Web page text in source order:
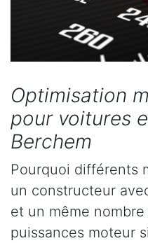
Optimisation
pour voitures
Berchem
Pourquoi différents
un constructeur
et un même
puissances moteur